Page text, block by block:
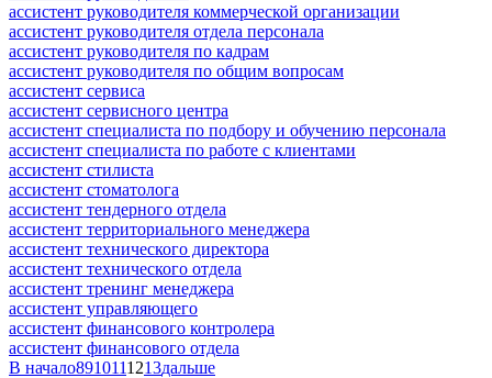
ассистент руководителя коммерческой организации
ассистент руководителя отдела персонала
ассистент руководителя по кадрам
ассистент руководителя по общим вопросам
ассистент сервиса
ассистент сервисного центра
ассистент специалиста по подбору и обучению персонала
ассистент специалиста по работе с клиентами
ассистент стилиста
ассистент стоматолога
ассистент тендерного отдела
ассистент территориального менеджера
ассистент технического директора
ассистент технического отдела
ассистент тренинг менеджера
ассистент управляющего
ассистент финансового контролера
ассистент финансового отдела
В начало8910111213дальше